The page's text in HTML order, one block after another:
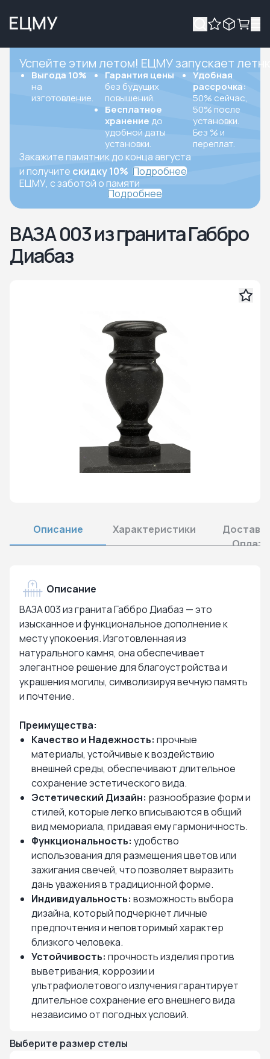
Успейте этим летом! ЕЦМУ запускает
Выгода 10%
на
изготовление.
Гарантия цены
без будущих
повышений.
Бесплатное
хранение до
удобной даты
установки.
Удобная
рассрочка:
50% сейчас,
50% после
установки.
Без % и
переплат.
Закажите памятник до конца августа
и получите скидку 10% Подробнее
ЕЦМУ, с заботой о памяти
Подробнее
ВАЗА 003 из гранита Габбро
Диабаз
Описание Характеристики
Оплата
Описание
ВАЗА 003 из гранита Габбро Диабаз — это
изысканное и функциональное дополнение к
месту упокоения. Изготовленная из
натурального камня, она обеспечивает
элегантное решение для благоустройства и
украшения могилы, символизируя вечную память
и почтение.
Преимущества:
Качество и Надежность: прочные
материалы, устойчивые к воздействию
внешней среды, обеспечивают длительное
сохранение эстетического вида.
Эстетический Дизайн: разнообразие форм и
стилей, которые легко вписываются в общий
вид мемориала, придавая ему гармоничность.
Функциональность: удобство
использования для размещения цветов или
зажигания свечей, что позволяет выразить
дань уважения в традиционной форме.
Индивидуальность: возможность выбора
дизайна, который подчеркнет личные
предпочтения и неповторимый характер
близкого человека.
Устойчивость: прочность изделия против
выветривания, коррозии и
ультрафиолетового излучения гарантирует
длительное сохранение его внешнего вида
независимо от погодных условий.
Выберите размер стелы